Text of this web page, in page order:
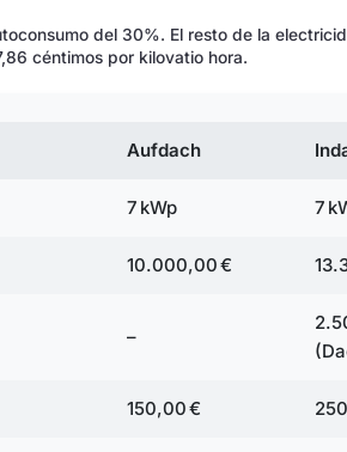
del 30%. El resto de la
céntimos por kilovatio hora.
Aufdach
7 kWp 7
10.000,00 €
–
150,00 €